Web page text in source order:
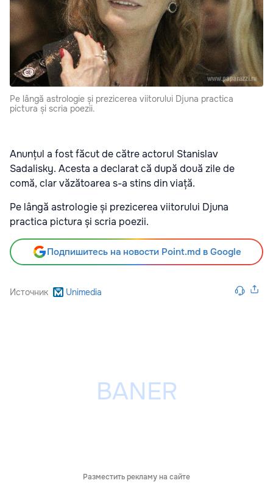
Pe lângă astrologie și prezicerea viitorului Djuna practica
pictura și scria poezii.
Anunțul a fost făcut de către actorul Stanislav
Sadalisky. Acesta a declarat că după două zile de
comă, clar văzătoarea s-a stins din viață.
Pe lângă astrologie și prezicerea viitorului Djuna
practica pictura și scria poezii.
Подпишитесь на новости Point.md в Google
Источник Unimedia
Разместить рекламу на сайте